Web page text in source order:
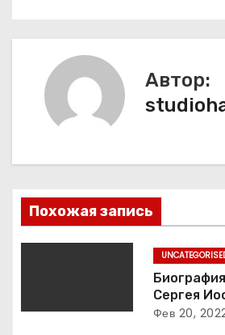
г
п
о
а
Автор:
Похожая запись
Сергея
ветеране
Фев 20,